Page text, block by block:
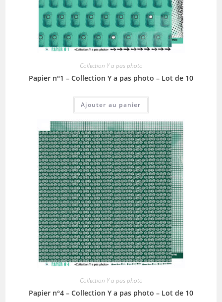
Collection Y a pas photo
Papier n°1 – Collection Y a pas photo – Lot de 10
Ajouter au panier
Collection Y a pas photo
Papier n°4 – Collection Y a pas photo – Lot de 10